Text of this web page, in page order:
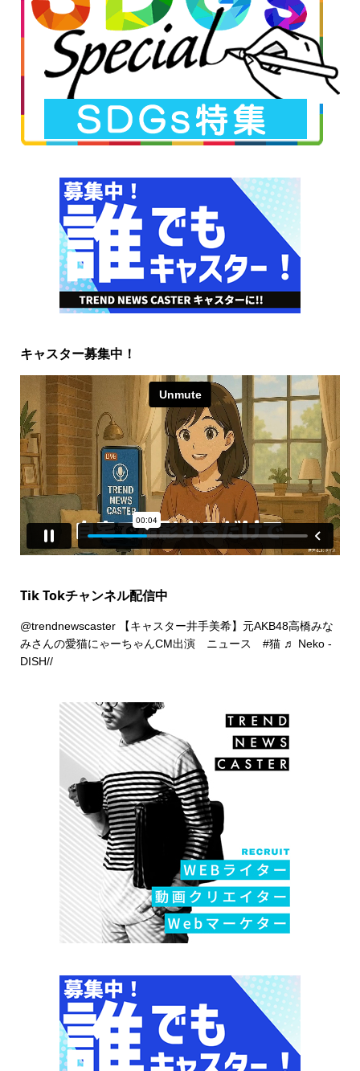
キャスター募集中！
Tik Tokチャンネル配信中
@trendnewscaster【キャスター井手美希】元AKB48高橋みな
みさんの愛猫にゃーちゃんCM出演 ニュース #猫 ♬ Neko -
DISH//